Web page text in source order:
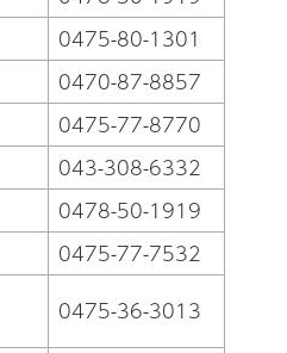
0475-80-1301
0470-87-8857
0475-77-8770
043-308-6332
0478-50-1919
0475-77-7532
0475-36-3013